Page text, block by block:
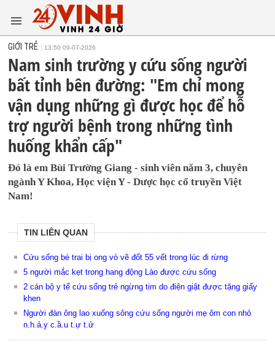
GIỚI TRẺ 13:50 09-07-2026
Nam sinh trường y cứu sống người
bất tỉnh bên đường: "Em chỉ mong
vận dụng những gì được học để hỗ
trợ người bệnh trong những tình
huống khẩn cấp"
Đó là em Bùi Trường Giang - sinh viên năm 3, chuyên
ngành Y Khoa, Học viện Y - Dược học cổ truyền Việt
Nam!
TIN LIÊN QUAN
Cứu sống bé trai bị ong vò vẽ đốt 55 vết trong lúc đi rừng
5 người mắc kẹt trong hang động Lào được cứu sống
2 cán bộ y tế cứu sống trẻ ngừng tim do điện giật được tặng giấy
khen
Người đàn ông lao xuống sông cứu sống người mẹ ôm con nhỏ
n.h.ả.y c.ầ.u t.ự t.ử